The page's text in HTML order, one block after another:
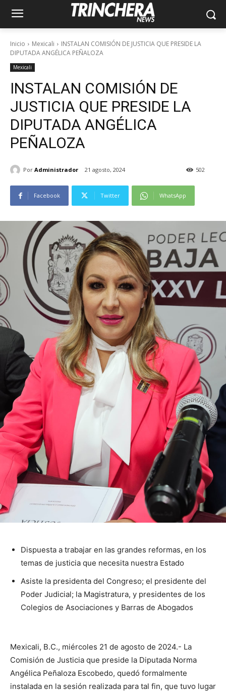
Inicio Mexicali
INSTALAN COMISIÓN DE JUSTICIA QUE PRESIDE LA
DIPUTADA ANGÉLICA PEÑALOZA
Mexicali
INSTALAN COMISIÓN DE
JUSTICIA QUE PRESIDE LA
DIPUTADA ANGÉLICA
PEÑALOZA
Por Administrador 21 agosto, 2024 502
Facebook Twitter WhatsApp
Dispuesta a trabajar en las grandes reformas, en los
temas de justicia que necesita nuestra Estado
Asiste la presidenta del Congreso; el presidente del
Poder Judicial; la Magistratura, y presidentes de los
Colegios de Asociaciones y Barras de Abogados
Mexicali, B.C., miércoles 21 de agosto de 2024.- La
Comisión de Justicia que preside la Diputada Norma
Angélica Peñaloza Escobedo, quedó formalmente
instalada en la sesión realizada para tal fin, que tuvo lugar